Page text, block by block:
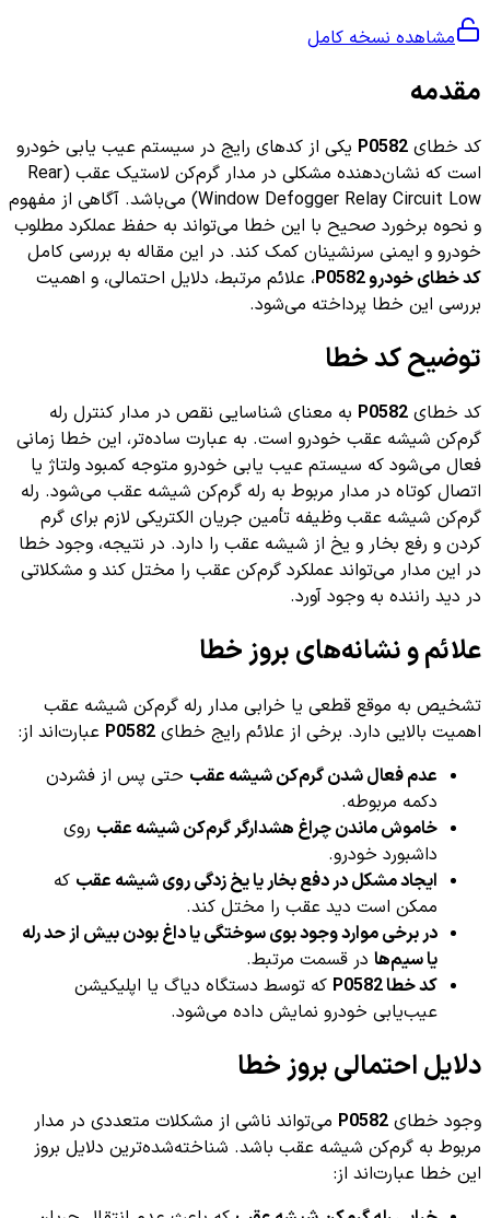
مشاهده نسخه کامل
مقدمه
کد خطای P0582 یکی از کدهای رایج در سیستم عیب یابی خودرو
است که نشان‌دهنده مشکلی در مدار گرم‌کن لاستیک عقب (Rear
Window Defogger Relay Circuit Low) می‌باشد. آگاهی از مفهوم
و نحوه برخورد صحیح با این خطا می‌تواند به حفظ عملکرد مطلوب
خودرو و ایمنی سرنشینان کمک کند. در این مقاله به بررسی کامل
کد خطای خودرو P0582
، علائم مرتبط، دلایل احتمالی، و اهمیت
بررسی این خطا پرداخته می‌شود.
توضیح کد خطا
کد خطای P0582 به معنای شناسایی نقص در مدار کنترل رله
گرم‌کن شیشه عقب خودرو است. به عبارت ساده‌تر، این خطا زمانی
فعال می‌شود که سیستم عیب یابی خودرو متوجه کمبود ولتاژ یا
اتصال کوتاه در مدار مربوط به رله گرم‌کن شیشه عقب می‌شود. رله
گرم‌کن شیشه عقب وظیفه تأمین جریان الکتریکی لازم برای گرم
کردن و رفع بخار و یخ از شیشه عقب را دارد. در نتیجه، وجود خطا
در این مدار می‌تواند عملکرد گرم‌کن عقب را مختل کند و مشکلاتی
در دید راننده به وجود آورد.
علائم و نشانه‌های بروز خطا
تشخیص به موقع قطعی یا خرابی مدار رله گرم‌کن شیشه عقب
اهمیت بالایی دارد. برخی از علائم رایج خطای P0582 عبارت‌اند از:
عدم فعال شدن گرم‌کن شیشه عقب حتی پس از فشردن
دکمه مربوطه.
خاموش ماندن چراغ هشدارگر گرم‌کن شیشه عقب روی
داشبورد خودرو.
ایجاد مشکل در دفع بخار یا یخ زدگی روی شیشه عقب که
ممکن است دید عقب را مختل کند.
در برخی موارد وجود بوی سوختگی یا داغ بودن بیش از حد رله
یا سیم‌ها در قسمت مرتبط.
کد خطا P0582
که توسط دستگاه دیاگ یا اپلیکیشن
عیب‌یابی خودرو نمایش داده می‌شود.
دلایل احتمالی بروز خطا
وجود خطای P0582 می‌تواند ناشی از مشکلات متعددی در مدار
مربوط به گرم‌کن شیشه عقب باشد. شناخته‌شده‌ترین دلایل بروز
این خطا عبارت‌اند از: